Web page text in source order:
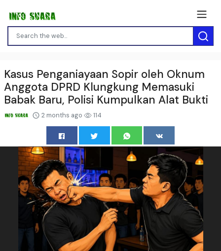
Kasus Penganiayaan Sopir oleh Oknum
Anggota DPRD Klungkung Memasuki
Babak Baru, Polisi Kumpulkan Alat Bukti
2 months ago 114